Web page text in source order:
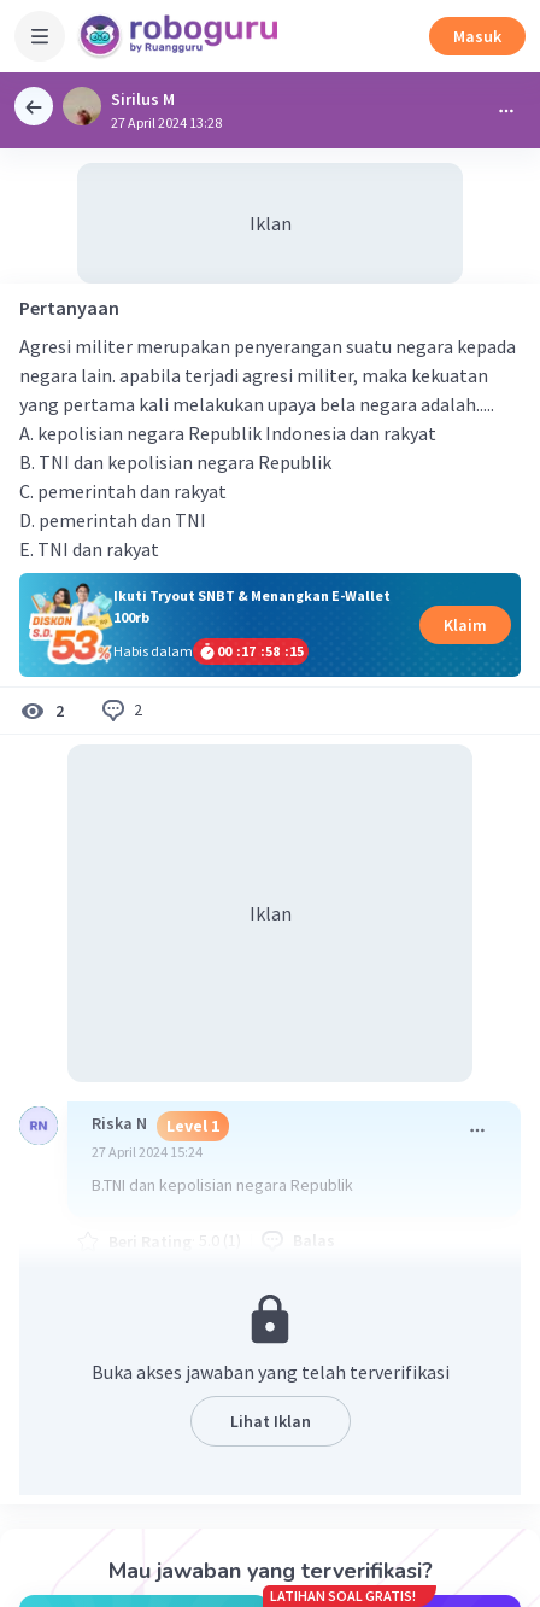
Masuk
Sirilus M
27 April 2024 13:28
Iklan
Pertanyaan
Agresi militer merupakan penyerangan suatu negara kepada
negara lain. apabila terjadi agresi militer, maka kekuatan
yang pertama kali melakukan upaya bela negara adalah.....
A. kepolisian negara Republik Indonesia dan rakyat
B. TNI dan kepolisian negara Republik
C. pemerintah dan rakyat
D. pemerintah dan TNI
E. TNI dan rakyat
Ikuti Tryout SNBT & Menangkan E-Wallet
100rb
Habis dalam
00 :17 :58 :14
Klaim
2 2
Iklan
Riska N Level 1
27 April 2024 15:24
B.TNI dan kepolisian negara Republik
5.0 1 Balas
Iklan
Level 8
B. TNI dan kepolisian negara republik
Buka akses jawaban yang telah terverifikasi
Lihat Iklan
Mau jawaban yang terverifikasi?
LATIHAN SOAL GRATIS!